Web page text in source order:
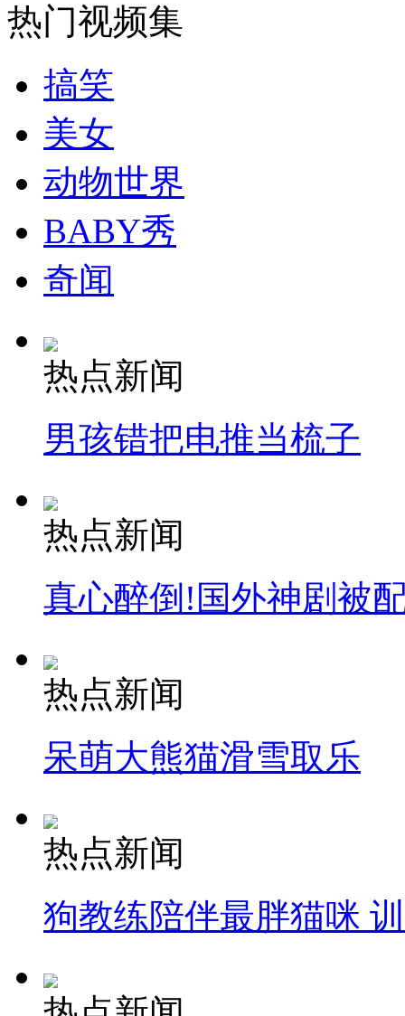
热门视频集
搞笑
美女
动物世界
BABY秀
奇闻
热点新闻
男孩错把电推当梳子
热点新闻
真心醉倒!国外神剧被
热点新闻
呆萌大熊猫滑雪取乐
热点新闻
狗教练陪伴最胖猫咪